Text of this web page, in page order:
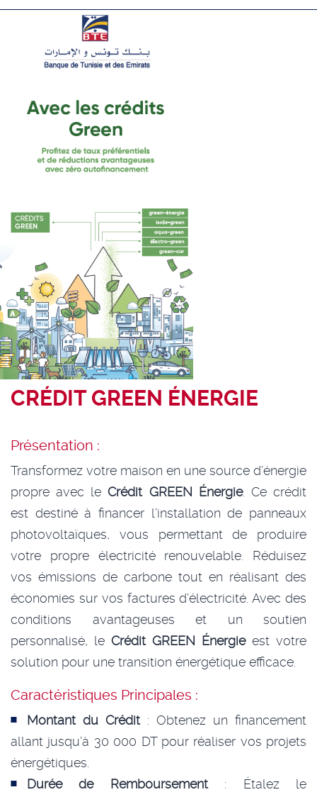
CRÉDIT GREEN ÉNERGIE
Présentation :
Transformez votre maison en une source d’énergie
propre avec leCrédit GREEN Énergie. Ce crédit
est destiné à financer l’installation de panneaux
photovoltaïques, vous permettant de produire
votre propre électricité renouvelable. Réduisez
vos émissions de carbone tout en réalisant des
économies sur vos factures d’électricité. Avec des
conditions avantageuses et un soutien
personnalisé, le Crédit GREEN Énergieest votre
solution pour une transition énergétique efficace.
Caractéristiques Principales :
Montant du Crédit: Obtenez un financement
allant jusqu’à 30 000 DT pour réaliser vos projets
énergétiques.
Durée de Remboursement: Étalez le